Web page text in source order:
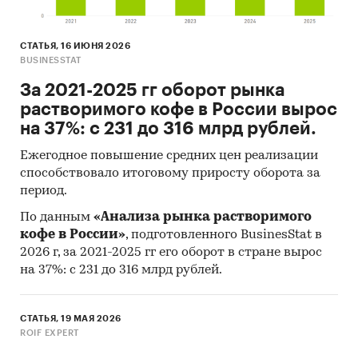
СТАТЬЯ, 16 ИЮНЯ 2026
BUSINESSTAT
За 2021-2025 гг оборот рынка
растворимого кофе в России вырос
на 37%: с 231 до 316 млрд рублей.
Ежегодное повышение средних цен реализации
способствовало итоговому приросту оборота за
период.
По данным «Анализа рынка растворимого
кофе в России», подготовленного BusinesStat в
2026 г, за 2021-2025 гг его оборот в стране вырос
на 37%: с 231 до 316 млрд рублей.
СТАТЬЯ, 19 МАЯ 2026
ROIF EXPERT